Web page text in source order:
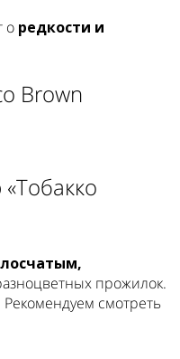
о редкости и
Brown
прожилок.
смотреть